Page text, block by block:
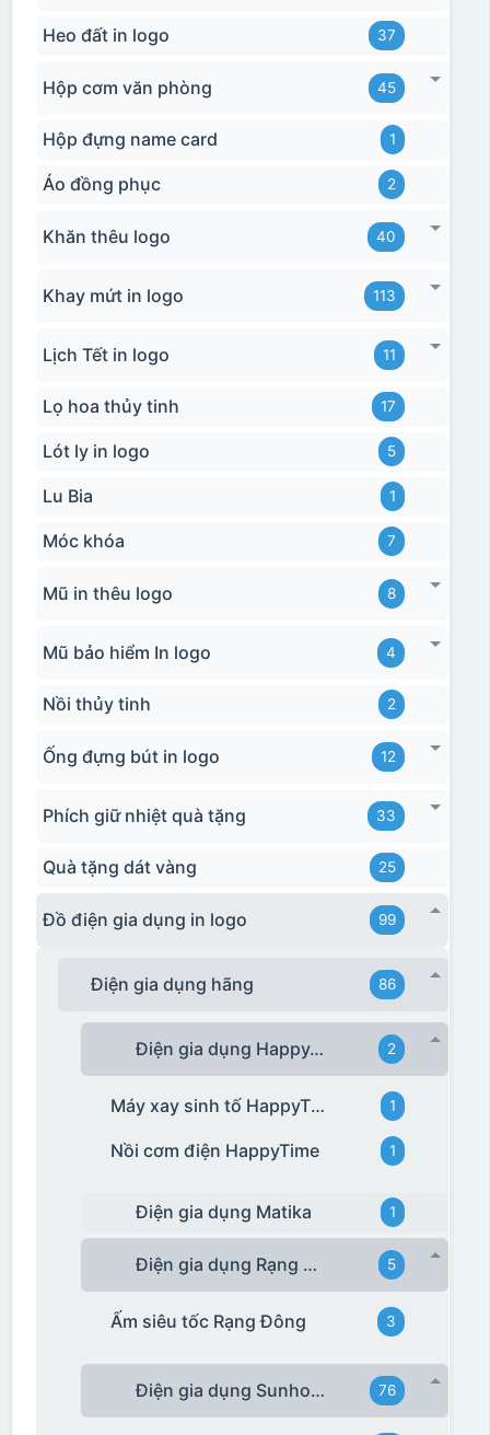
Heo đất in logo 37
Hộp cơm văn phòng 45
Hộp đựng name card 1
Áo đồng phục 2
Khăn thêu logo 40
Khay mứt in logo 113
Lịch Tết in logo 11
Lọ hoa thủy tinh 17
Lót ly in logo 5
Lu Bia 1
Móc khóa 7
Mũ in thêu logo 8
Mũ bảo hiểm In logo 4
Nồi thủy tinh 2
Ống đựng bút in logo 12
Phích giữ nhiệt quà tặng 33
Quà tặng dát vàng 25
Đồ điện gia dụng in logo 99
Điện gia dụng hãng 86
Điện gia dụng HappyTime 2
Máy xay sinh tố HappyTime 1
Nồi cơm điện HappyTime 1
Điện gia dụng Matika 1
Điện gia dụng Rạng Đông 5
Ấm siêu tốc Rạng Đông 3
Điện gia dụng Sunhouse 76